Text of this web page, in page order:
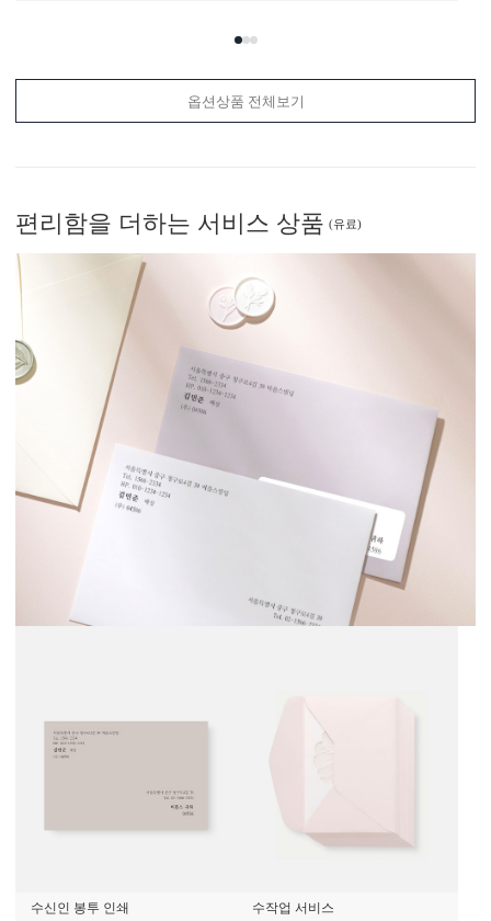
옵션상품 전체보기
편리함을 더하는 서비스 상품 (유료)
수신인 봉투 인쇄 수작업 서비스